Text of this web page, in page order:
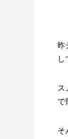
昨
し
ス
で
そ